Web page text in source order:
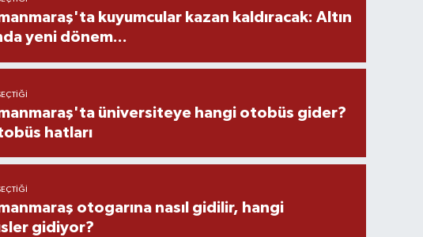
kuyumcular kazan kaldıracak: Altın
yeni dönem...
üniversiteye hangi otobüs gider?
hatları
otogarına nasıl gidilir, hangi
gidiyor?